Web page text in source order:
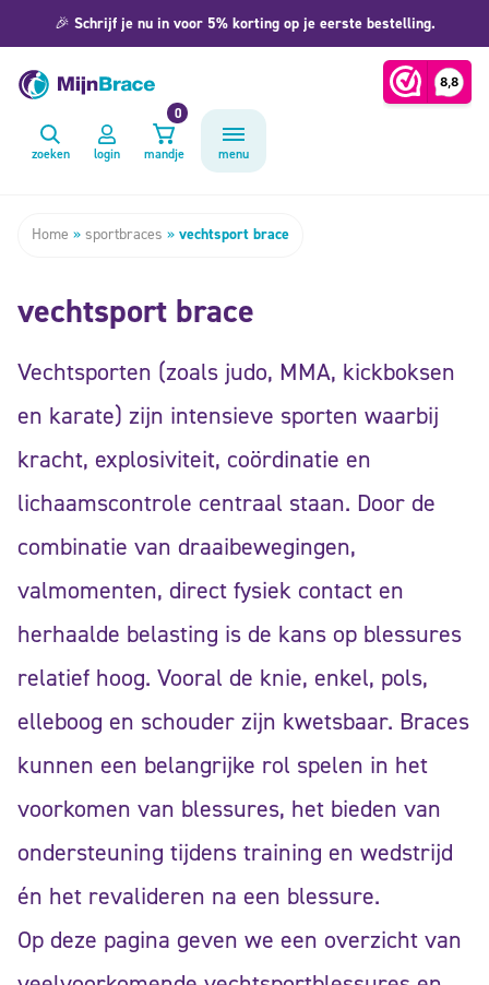
🎉 Schrijf je nu in voor 5% korting op je eerste bestelling.
zoeken login mandje
0
menu
Home » sportbraces » vechtsport brace
vechtsport brace
Vechtsporten (zoals judo, MMA, kickboksen
en karate) zijn intensieve sporten waarbij
kracht, explosiviteit, coördinatie en
lichaamscontrole centraal staan. Door de
combinatie van draaibewegingen,
valmomenten, direct fysiek contact en
herhaalde belasting is de kans op blessures
relatief hoog. Vooral de knie, enkel, pols,
elleboog en schouder zijn kwetsbaar. Braces
kunnen een belangrijke rol spelen in het
voorkomen van blessures, het bieden van
ondersteuning tijdens training en wedstrijd
én het revalideren na een blessure.
Op deze pagina geven we een overzicht van